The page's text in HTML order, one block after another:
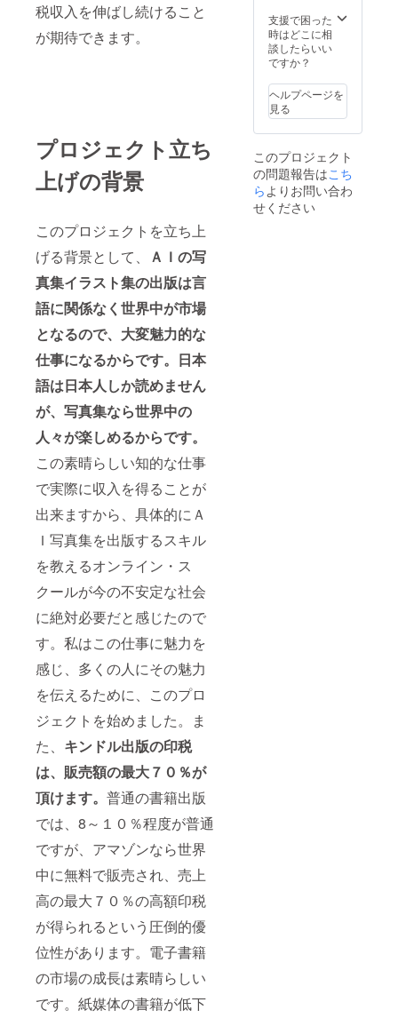
税収入を伸ばし続けること
が期待できます。
プロジェクト立ち
上げの背景
このプロジェクトを立ち上
げる背景として、
ＡＩの写
真集イラスト集の出版は言
語に関係なく世界中が市場
となるので、大変魅力的な
仕事になるからです。日本
語は日本人しか読めません
が、写真集なら世界中の
人々が楽しめるからです。
この素晴らしい知的な仕事
で実際に収入を得ることが
出来ますから、具体的にＡ
Ｉ写真集を出版するスキル
を教えるオンライン・ス
クールが今の不安定な社会
に絶対必要だと感じたので
す。私はこの仕事に魅力を
感じ、多くの人にその魅力
を伝えるために、このプロ
ジェクトを始めました。ま
た、 キンドル出版の印税
は、販売額の最大７０％が
頂けます。 普通の書籍出版
では、8～１０％程度が普通
ですが、アマゾンなら世界
中に無料で販売され、売上
高の最大７０％の高額印税
が得られるという圧倒的優
位性があります。電子書籍
の市場の成長は素晴らしい
です。紙媒体の書籍が低下
４月キンド
ル出版開始
２０２４年
１月現在、
出版済み
２０２４
お、コミュニ
ティの中では、
実名を使わず、
お好きなニック
すので、ご自分
の任意のニック
ネームを必ず記
入してくださ
い。匿名のコ
ミュニティは参
加ストレスがな
く、自由に意見
や質問ができる
ので、情報共有
支援で困った
時はどこに相
談したらいい
ですか？
ヘルプページを
見る
このプロジェクト
の問題報告はこち
ら よりお問い合わ
せください